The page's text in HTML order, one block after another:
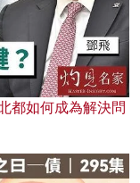
都如何成為解決問